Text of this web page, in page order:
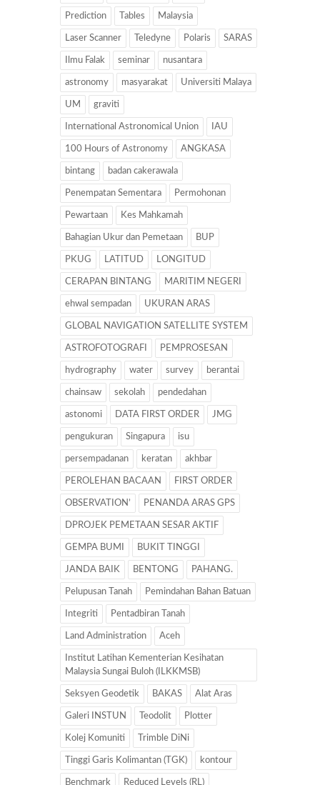
Prediction Tables Malaysia
Laser Scanner Teledyne Polaris SARAS
Ilmu Falak seminar nusantara
astronomy masyarakat Universiti Malaya
UM graviti
International Astronomical Union IAU
100 Hours of Astronomy ANGKASA
bintang badan cakerawala
Penempatan Sementara Permohonan
Pewartaan Kes Mahkamah
Bahagian Ukur dan Pemetaan BUP
PKUG LATITUD LONGITUD
CERAPAN BINTANG MARITIM NEGERI
ehwal sempadan UKURAN ARAS
GLOBAL NAVIGATION SATELLITE SYSTEM
ASTROFOTOGRAFI PEMPROSESAN
hydrography water survey berantai
chainsaw sekolah pendedahan
astonomi DATA FIRST ORDER JMG
pengukuran Singapura isu
persempadanan keratan akhbar
PEROLEHAN BACAAN FIRST ORDER
OBSERVATION’ PENANDA ARAS GPS
DPROJEK PEMETAAN SESAR AKTIF
GEMPA BUMI BUKIT TINGGI
JANDA BAIK BENTONG PAHANG.
Pelupusan Tanah Pemindahan Bahan Batuan
Integriti Pentadbiran Tanah
Land Administration Aceh
Institut Latihan Kementerian Kesihatan
Malaysia Sungai Buloh (ILKKMSB)
Seksyen Geodetik BAKAS Alat Aras
Galeri INSTUN Teodolit Plotter
Kolej Komuniti Trimble DiNi
Tinggi Garis Kolimantan (TGK) kontour
Benchmark Reduced Levels (RL)